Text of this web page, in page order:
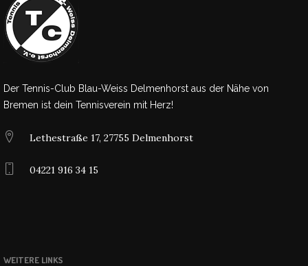
Der Tennis-Club Blau-Weiss Delmenhorst aus der Nähe von
Bremen ist dein Tennisverein mit Herz!
Lethestraße 17, 27755 Delmenhorst
04221 916 34 15
WEITERE LINKS